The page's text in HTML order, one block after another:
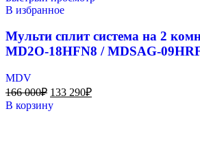
В избранное
Мульти сплит система на 2
MD2O-18HFN8 / MDSAG-
MDV
166 000₽ 133 290₽
В корзину